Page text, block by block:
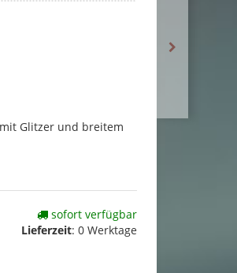
Glitzer und breitem
sofort verfügbar
Lieferzeit: 0 Werktage